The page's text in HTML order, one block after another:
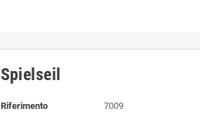
Spielseil
Riferimento 7009